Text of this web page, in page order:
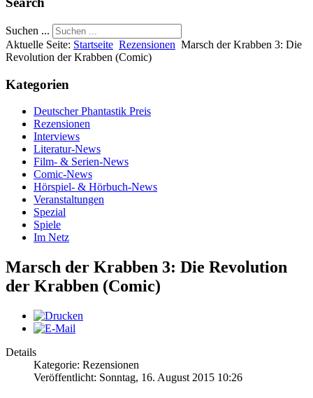
Suchen ...
Aktuelle Seite: Startseite Rezensionen Marsch der Krabben 3: Die
Revolution der Krabben (Comic)
Kategorien
Deutscher Phantastik Preis
Rezensionen
Interviews
Literatur-News
Film- & Serien-News
Comic-News
Hörspiel- & Hörbuch-News
Veranstaltungen
Spezial
Spiele
Im Netz
Marsch der Krabben 3: Die Revolution
der Krabben (Comic)
Details
Kategorie: Rezensionen
Veröffentlicht: Sonntag, 16. August 2015 10:26